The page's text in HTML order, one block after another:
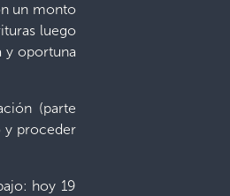
un monto
luego
y oportuna
(parte
y proceder
hoy 19